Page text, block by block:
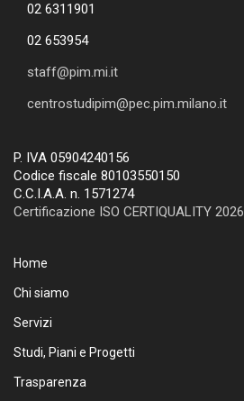
02 6311901
02 653954
staff@pim.mi.it
centrostudipim@pec.pim.milano.it
P. IVA 05904240156
Codice fiscale 80103550150
C.C.I.A.A. n. 1571274
Certificazione ISO CERTIQUALITY 2026
Home
Chi siamo
Servizi
Studi, Piani e Progetti
Trasparenza